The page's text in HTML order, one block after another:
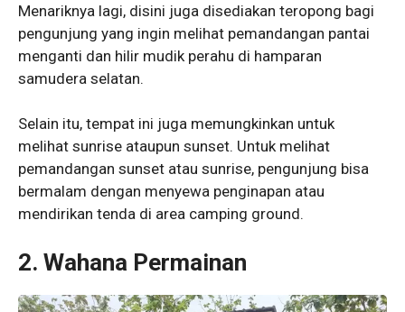
Menariknya lagi, disini juga disediakan teropong bagi
pengunjung yang ingin melihat pemandangan pantai
menganti dan hilir mudik perahu di hamparan
samudera selatan.
Selain itu, tempat ini juga memungkinkan untuk
melihat sunrise ataupun sunset. Untuk melihat
pemandangan sunset atau sunrise, pengunjung bisa
bermalam dengan menyewa penginapan atau
mendirikan tenda di area camping ground.
2. Wahana Permainan